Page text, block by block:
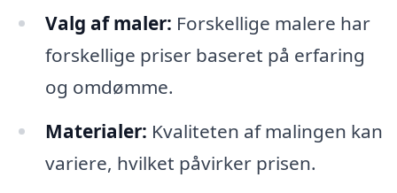
Valg af maler: Forskellige malere har
forskellige priser baseret på erfaring
og omdømme.
Materialer: Kvaliteten af malingen kan
variere, hvilket påvirker prisen.